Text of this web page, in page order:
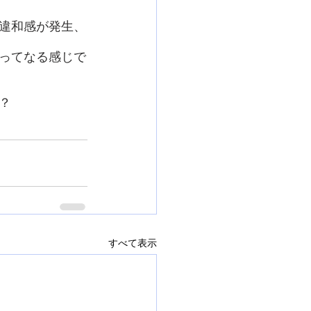
和感が発生、
てなる感じで
すべて表示